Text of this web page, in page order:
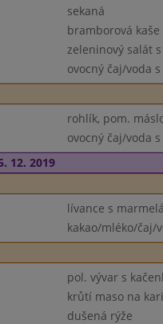
sekaná
bramborová kaše
zeleninový salát
ovocný čaj/voda
rohlík, pom.
ovocný čaj/voda
12. 2019
lívance s
kakao/mléko/čaj/
pol. vývar s
krůtí maso na kari
dušená rýže